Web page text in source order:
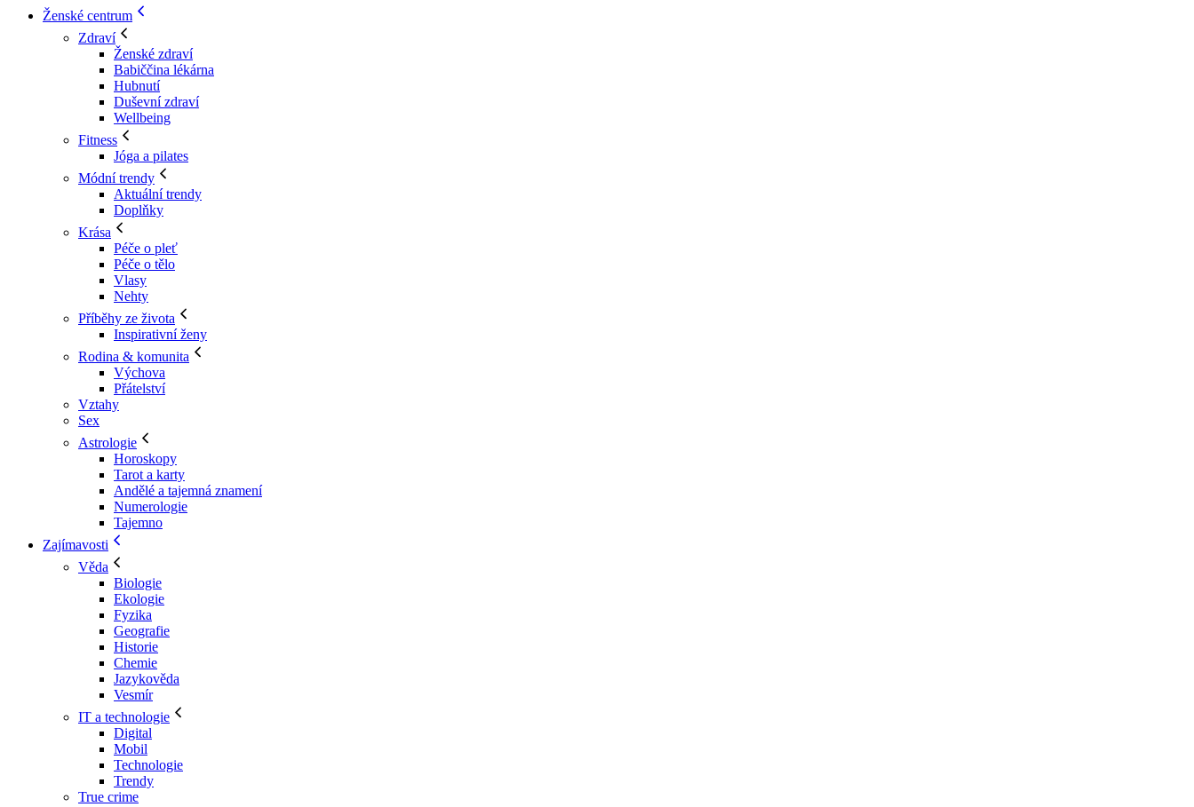
Ženské centrum
Zdraví
Ženské zdraví
Babiččina lékárna
Hubnutí
Duševní zdraví
Wellbeing
Fitness
Jóga a pilates
Módní trendy
Aktuální trendy
Doplňky
Krása
Péče o pleť
Péče o tělo
Vlasy
Nehty
Příběhy ze života
Inspirativní ženy
Rodina & komunita
Výchova
Přátelství
Vztahy
Sex
Astrologie
Horoskopy
Tarot a karty
Andělé a tajemná znamení
Numerologie
Tajemno
Zajímavosti
Věda
Biologie
Ekologie
Fyzika
Geografie
Historie
Chemie
Jazykověda
Vesmír
IT a technologie
Digital
Mobil
Technologie
Trendy
True crime